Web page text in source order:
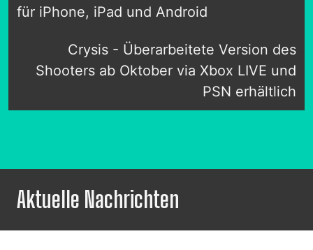
für iPhone, iPad und Android
Crysis - Überarbeitete Version des
Shooters ab Oktober via Xbox LIVE und
PSN erhältlich
Aktuelle Nachrichten